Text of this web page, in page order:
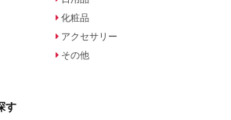
化粧品
アクセサリー
その他
す